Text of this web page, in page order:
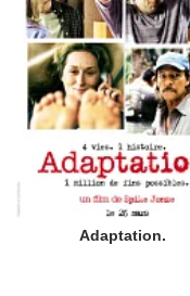
Adaptation.